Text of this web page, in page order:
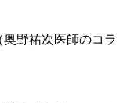
野祐次医師のコラ